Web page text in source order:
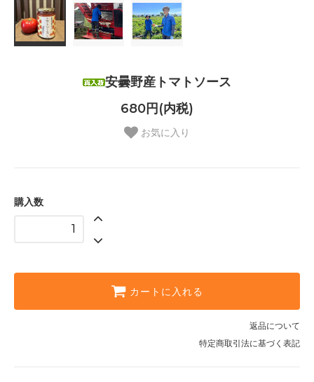
安曇野産トマトソース
680円(内税)
お気に入り
購入数
カートに入れる
返品について
特定商取引法に基づく表記